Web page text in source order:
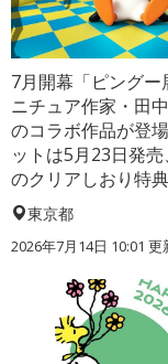
7月開幕「ピングー
ニチュア作家・田
のコラボ作品が登
ットは5月23日発
のクリアしおり特
東京都
2026年7月14日 10:01 更